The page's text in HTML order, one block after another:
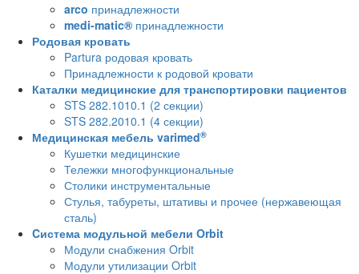
arco принадлежности
medi-matic® принадлежности
Родовая кровать
Partura родовая кровать
Принадлежности к родовой кровати
Каталки медицинские для транспортировки пациентов
STS 282.1010.1 (2 секции)
STS 282.2010.1 (4 секции)
Медицинская мебель varimed®
Кушетки медицинские
Тележки многофункциональные
Столики инструментальные
Стулья, табуреты, штативы и прочее (нержавеющая
сталь)
Cистема модульной мебели Orbit
Модули снабжения Orbit
Модули утилизации Orbit